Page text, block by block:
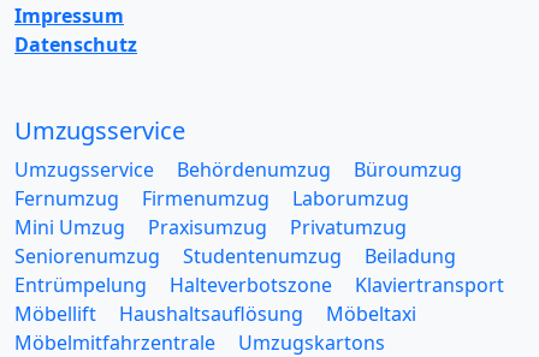
Impressum
Datenschutz
Umzugsservice
Umzugsservice Behördenumzug
Büroumzug
Fernumzug
Firmenumzug
Laborumzug
Mini Umzug
Praxisumzug
Privatumzug
Seniorenumzug
Studentenumzug
Beiladung
Entrümpelung
Halteverbotszone
Klaviertransport
Möbellift
Haushaltsauflösung
Möbeltaxi
Möbelmitfahrzentrale
Umzugskartons